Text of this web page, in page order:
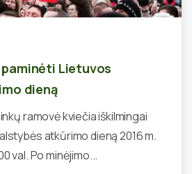
Lietuvos
dieną
ramovė kviečia iškilmingai
atkūrimo dieną 2016 m.
val. Po minėjimo...